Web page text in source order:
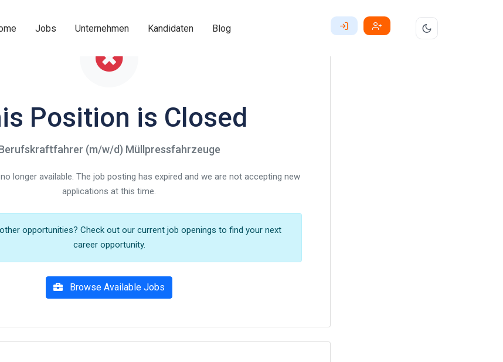
Jobs Unternehmen Kandidaten Blog
Position is Closed
(m/w/d) Müllpressfahrzeuge
longer available. The job posting has expired and we are not accepting new
applications at this time.
opportunities? Check out our current job openings to find your next
career opportunity.
Browse Available Jobs